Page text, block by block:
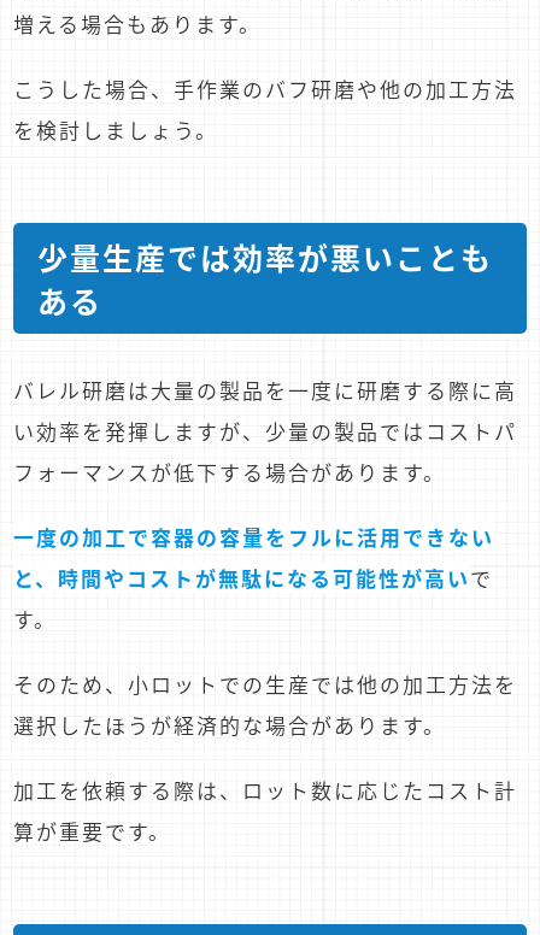
増える場合もあります。
こうした場合、手作業のバフ研磨や他の加工方法
を検討しましょう。
少量生産では効率が悪いことも
ある
バレル研磨は大量の製品を一度に研磨する際に高
い効率を発揮しますが、少量の製品ではコストパ
フォーマンスが低下する場合があります。
一度の加工で容器の容量をフルに活用できない
と、時間やコストが無駄になる可能性が高いで
す。
そのため、小ロットでの生産では他の加工方法を
選択したほうが経済的な場合があります。
加工を依頼する際は、ロット数に応じたコスト計
算が重要です。